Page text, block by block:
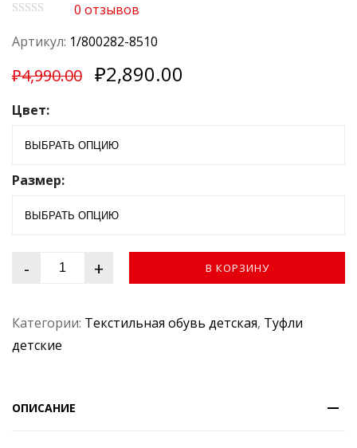
ц
е
к
а
и
0 отзывов
Артикул: 1/800282-8510
₽4,990.00 ₽2,890.00
Цвет:
Размер:
- + В КОРЗИНУ
Категории: Текстильная обувь детская, Туфли
детские
ОПИСАНИЕ